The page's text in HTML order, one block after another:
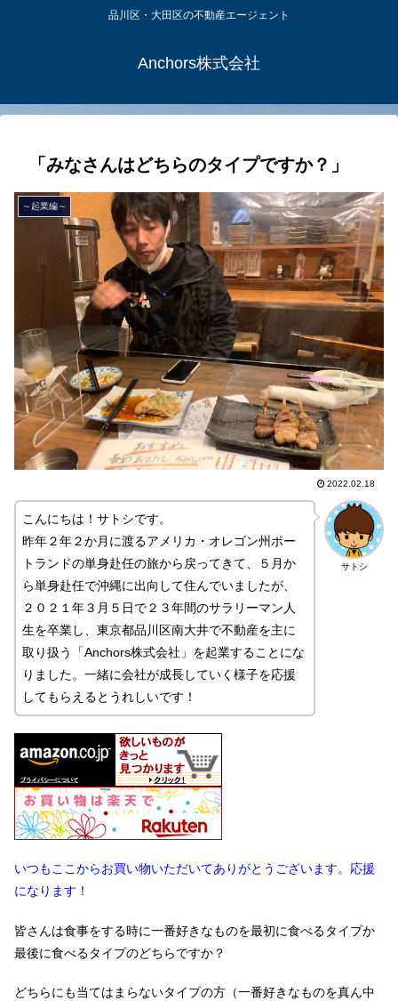
品川区・大田区の不動産エージェント
Anchors株式会社
「みなさんはどちらのタイプですか？」
～起業編～
2022.02.18
サトシ
こんにちは！サトシです。
昨年２年２か月に渡るアメリカ・オレゴン州ポー
トランドの単身赴任の旅から戻ってきて、５月か
ら単身赴任で沖縄に出向して住んでいましたが、
２０２１年３月５日で２３年間のサラリーマン人
生を卒業し、東京都品川区南大井で不動産を主に
取り扱う「Anchors株式会社」を起業することにな
りました。一緒に会社が成長していく様子を応援
してもらえるとうれしいです！
いつもここからお買い物いただいてありがとうございます。応援
になります！
皆さんは食事をする時に一番好きなものを最初に食べるタイプか
最後に食べるタイプのどちらですか？
どちらにも当てはまらないタイプの方（一番好きなものを真ん中